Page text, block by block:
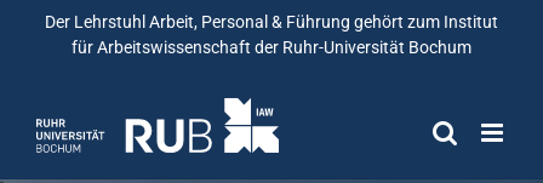
Der Lehrstuhl Arbeit, Personal & Führung gehört zum Institut
für Arbeitswissenschaft der Ruhr-Universität Bochum